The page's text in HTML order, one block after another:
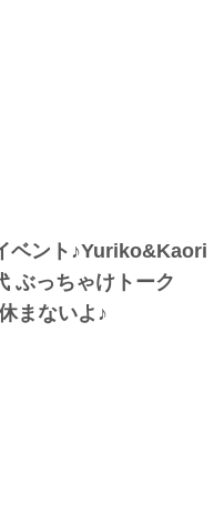
ベント♪Yuriko&Kaori
ぶっちゃけトーク
まないよ♪